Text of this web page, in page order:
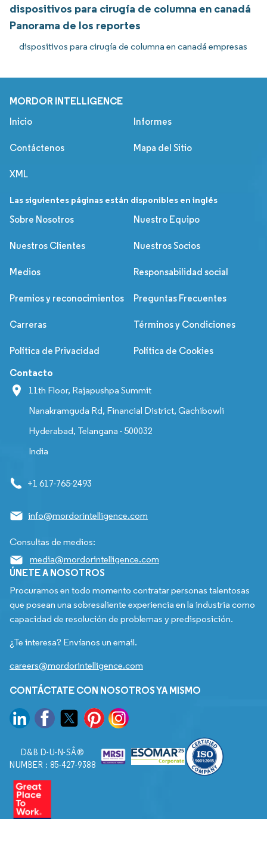
dispositivos para cirugía de columna en canadá
Panorama de los reportes
dispositivos para cirugía de columna en canadá empresas
MORDOR INTELLIGENCE
Inicio Informes
Contáctenos Mapa del Sitio
XML
Las siguientes páginas están disponibles en inglés
Sobre Nosotros
Nuestro Equipo
Nuestros Clientes Nuestros Socios
Medios Responsabilidad social
Premios y reconocimientos Preguntas Frecuentes
Carreras Términos y Condiciones
Política de Privacidad Política de Cookies
Contacto
11th Floor, Rajapushpa Summit
Nanakramguda Rd, Financial District, Gachibowli
Hyderabad, Telangana - 500032
India
+1 617-765-2493
info@mordorintelligence.com
Consultas de medios:
media@mordorintelligence.com
ÚNETE A NOSOTROS
Procuramos en todo momento contratar personas talentosas
que posean una sobresaliente experiencia en la industria como
capacidad de resolución de problemas y predisposición.
¿Te interesa? Envíanos un email.
careers@mordorintelligence.com
CONTÁCTATE CON NOSOTROS YA MISMO
D&B D-U-N-SÂ®
NUMBER : 85-427-9388